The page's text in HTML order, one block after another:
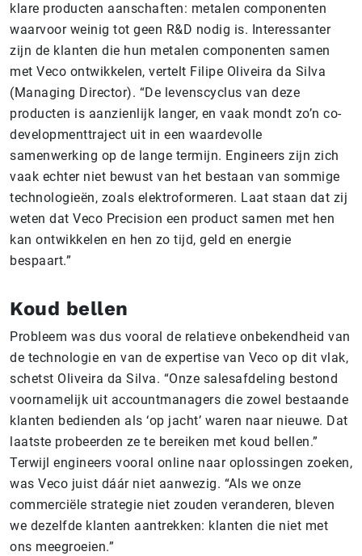
klare producten aanschaften: metalen componenten
waarvoor weinig tot geen R&D nodig is. Interessanter
zijn de klanten die hun metalen componenten samen
met Veco ontwikkelen, vertelt Filipe Oliveira da Silva
(Managing Director). “De levenscyclus van deze
producten is aanzienlijk langer, en vaak mondt zo’n co-
developmenttraject uit in een waardevolle
samenwerking op de lange termijn. Engineers zijn zich
vaak echter niet bewust van het bestaan van sommige
technologieën, zoals elektroformeren. Laat staan dat zij
weten dat Veco Precision een product samen met hen
kan ontwikkelen en hen zo tijd, geld en energie
bespaart.”
Koud bellen
Probleem was dus vooral de relatieve onbekendheid van
de technologie en van de expertise van Veco op dit vlak,
schetst Oliveira da Silva. “Onze salesafdeling bestond
voornamelijk uit accountmanagers die zowel bestaande
klanten bedienden als ‘op jacht’ waren naar nieuwe. Dat
laatste probeerden ze te bereiken met koud bellen.”
Terwijl engineers vooral online naar oplossingen zoeken,
was Veco juist dáár niet aanwezig. “Als we onze
commerciële strategie niet zouden veranderen, bleven
we dezelfde klanten aantrekken: klanten die niet met
ons meegroeien.”